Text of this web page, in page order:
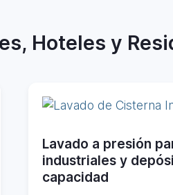
Hoteles y
Lavado a presión
industriales y
capacidad